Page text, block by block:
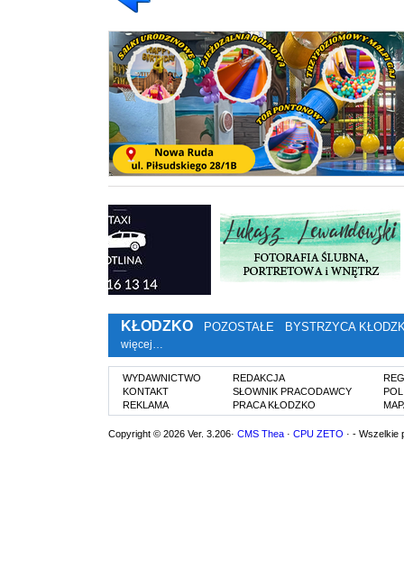
KŁODZKO POZOSTAŁE BYSTRZYCA
więcej…
WYDAWNICTWO
KONTAKT
REKLAMA
REDAKCJA
SŁOWNIK PRACODAWCY
PRACA KŁODZKO
Copyright © 2026 Ver. 3.206· CMS Thea · CPU ZETO · - Wszelkie